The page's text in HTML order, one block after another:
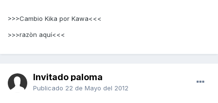
>>>Cambio Kika por Kawa<<<
>>>razòn aquí<<<
Invitado paloma
Publicado 22 de Mayo del 2012